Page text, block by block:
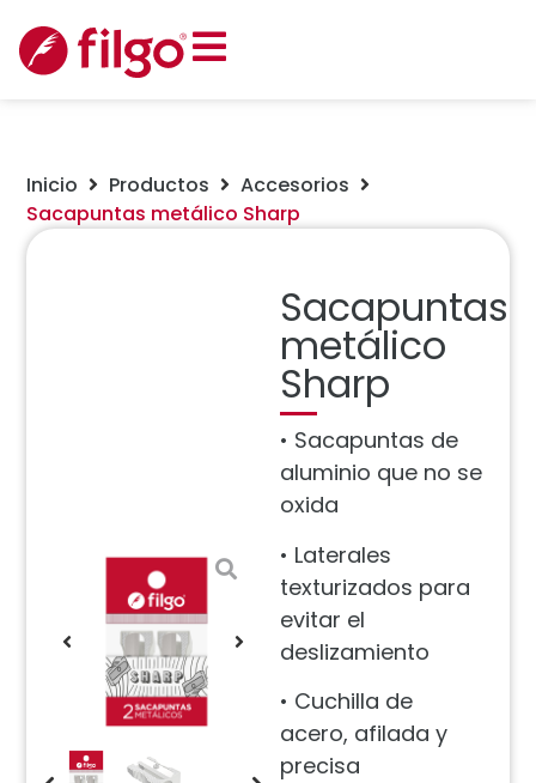
Inicio Productos
Accesorios
Sacapuntas metálico Sharp
Sacapuntas
metálico
Sharp
• Sacapuntas de
aluminio que no se
oxida
• Laterales
texturizados para
evitar el
deslizamiento
• Cuchilla de
acero, afilada y
precisa